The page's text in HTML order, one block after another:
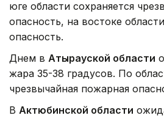
юге области сохраняется
опасность, на востоке
опасность.
Днем в Атырауской области
жара 35-38 градусов. По
чрезвычайная пожарная
В Актюбинской области